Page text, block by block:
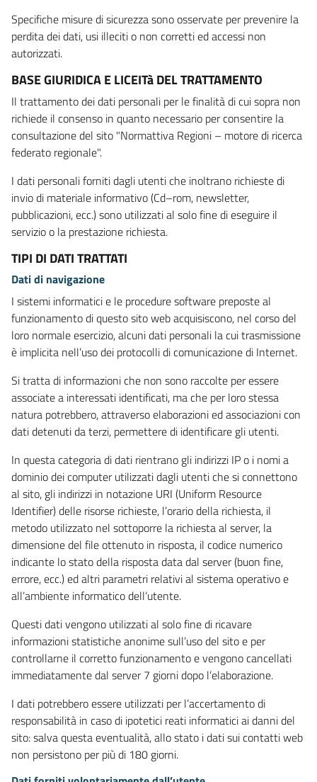
Specifiche misure di sicurezza sono osservate per prevenire la
perdita dei dati, usi illeciti o non corretti ed accessi non
autorizzati.
BASE GIURIDICA E LICEITà DEL TRATTAMENTO
Il trattamento dei dati personali per le finalità di cui sopra non
richiede il consenso in quanto necessario per consentire la
consultazione del sito "Normattiva Regioni – motore di ricerca
federato regionale".
I dati personali forniti dagli utenti che inoltrano richieste di
invio di materiale informativo (Cd–rom, newsletter,
pubblicazioni, ecc.) sono utilizzati al solo fine di eseguire il
servizio o la prestazione richiesta.
TIPI DI DATI TRATTATI
Dati di navigazione
I sistemi informatici e le procedure software preposte al
funzionamento di questo sito web acquisiscono, nel corso del
loro normale esercizio, alcuni dati personali la cui trasmissione
è implicita nell’uso dei protocolli di comunicazione di Internet.
Si tratta di informazioni che non sono raccolte per essere
associate a interessati identificati, ma che per loro stessa
natura potrebbero, attraverso elaborazioni ed associazioni con
dati detenuti da terzi, permettere di identificare gli utenti.
In questa categoria di dati rientrano gli indirizzi IP o i nomi a
dominio dei computer utilizzati dagli utenti che si connettono
al sito, gli indirizzi in notazione URI (Uniform Resource
Identifier) delle risorse richieste, l’orario della richiesta, il
metodo utilizzato nel sottoporre la richiesta al server, la
dimensione del file ottenuto in risposta, il codice numerico
indicante lo stato della risposta data dal server (buon fine,
errore, ecc.) ed altri parametri relativi al sistema operativo e
all’ambiente informatico dell’utente.
Questi dati vengono utilizzati al solo fine di ricavare
informazioni statistiche anonime sull’uso del sito e per
controllarne il corretto funzionamento e vengono cancellati
immediatamente dal server 7 giorni dopo l’elaborazione.
I dati potrebbero essere utilizzati per l’accertamento di
responsabilità in caso di ipotetici reati informatici ai danni del
sito: salva questa eventualità, allo stato i dati sui contatti web
non persistono per più di 180 giorni.